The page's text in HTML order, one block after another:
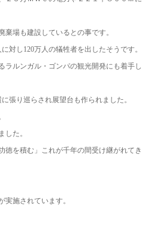
場も建設しているとの事です。
対し120万人の犠牲者を出したそうです。
ラルンガル・ゴンパの観光開発にも着手し
張り巡らされ展望台も作られました。
た。
徳を積む」これが千年の間受け継がれてき
施されています。